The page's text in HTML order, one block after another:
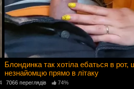
Блондинка так хотіла ебаться в рот,
незнайомцю прямо в літаку
7066 переглядів 74%